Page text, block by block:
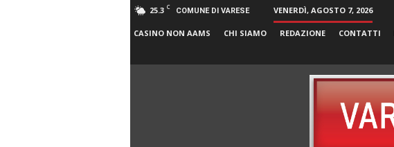
25.3 C COMUNE DI VARESE VENERDÌ, AGOSTO 7, 2026
CASINO NON AAMS CHI SIAMO REDAZIONE CONTATTI